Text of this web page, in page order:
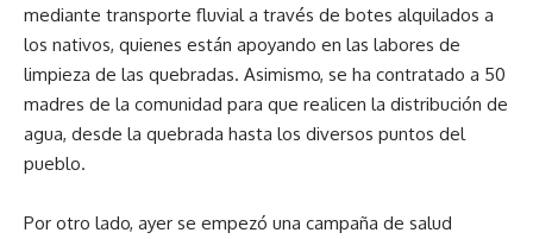
mediante transporte fluvial a través de botes alquilados a
los nativos, quienes están apoyando en las labores de
limpieza de las quebradas. Asimismo, se ha contratado a 50
madres de la comunidad para que realicen la distribución de
agua, desde la quebrada hasta los diversos puntos del
pueblo.
Por otro lado, ayer se empezó una campaña de salud